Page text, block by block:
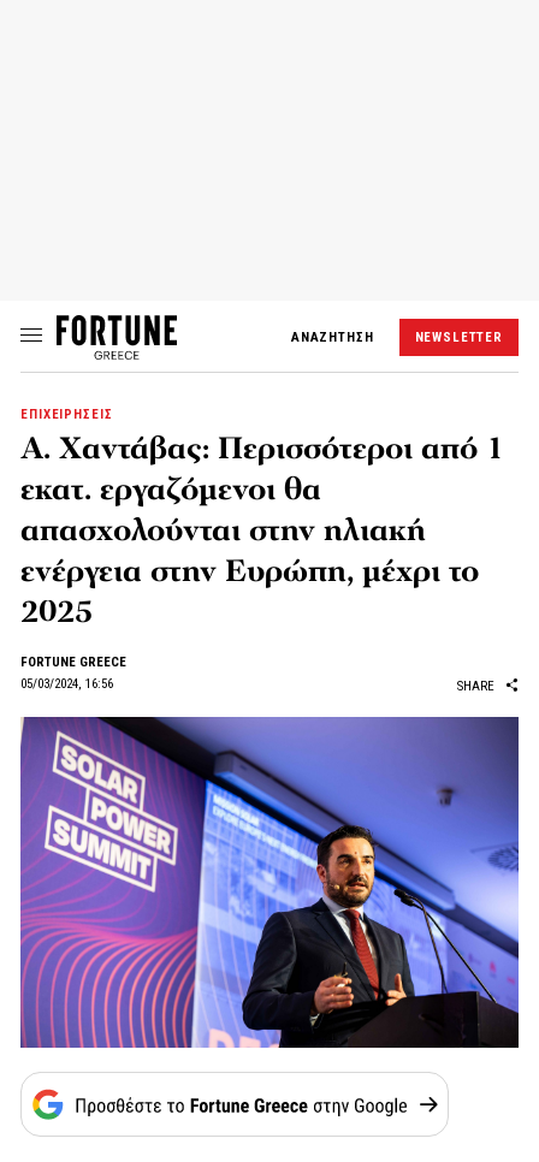
ΑΝΑΖΗΤΗΣΗ NEWSLETTER
ΕΠΙΧΕΙΡΗΣΕΙΣ
Α. Χαντάβας: Περισσότεροι από 1
εκατ. εργαζόμενοι θα
απασχολούνται στην ηλιακή
ενέργεια στην Ευρώπη, μέχρι το
2025
FORTUNE GREECE
05/03/2024, 16:56
SHARE